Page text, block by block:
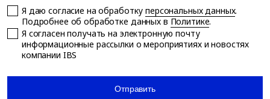
Я даю согласие на обработкуперсональных данных.
Подробнее об обработке данных в Политике.
Я согласен получать на электронную почту
информационные рассылки о мероприятиях и новостях
компании IBS
Отправить